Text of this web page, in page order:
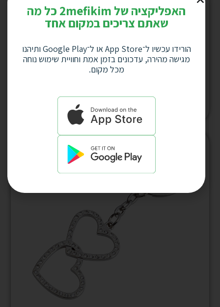
מחזיק מפתחות כפכף עם לוחית לחריטה דגם
האפליקציה של 2mefikim כל מה
שאתם צריכים במקום אחד
הורידו עכשיו ל־App Store או ל־Google Play ותיהנו
מגישה מהירה, עדכונים בזמן אמת וחוויית שימוש נוחה
מכל מקום.